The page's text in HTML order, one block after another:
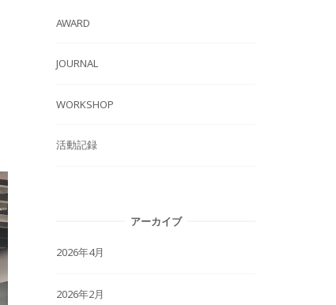
AWARD
JOURNAL
WORKSHOP
活動記録
アーカイブ
2026年4月
2026年2月